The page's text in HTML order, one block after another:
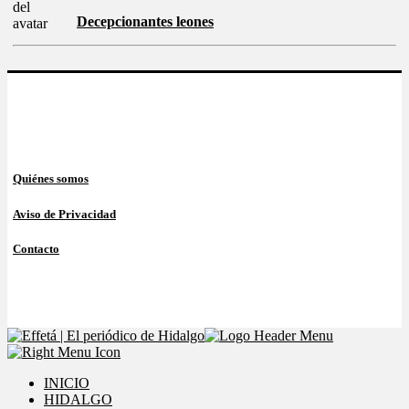
Decepcionantes leones
Quiénes somos
Aviso de Privacidad
Contacto
INICIO
HIDALGO